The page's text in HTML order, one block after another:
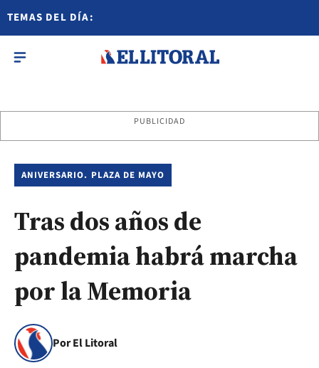
TEMAS DEL DÍA:
PUBLICIDAD
ANIVERSARIO. PLAZA DE MAYO
Tras dos años de
pandemia habrá marcha
por la Memoria
Por El Litoral